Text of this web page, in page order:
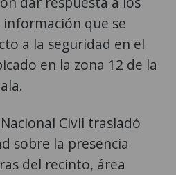
que se
a la seguridad en el
en la zona 12 de la
Civil trasladó
sobre la presencia
del recinto, área